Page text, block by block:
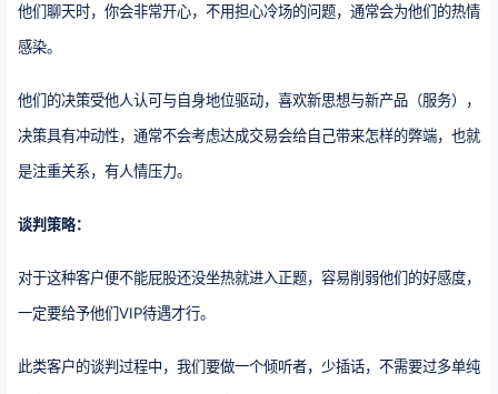
他们聊天时，你会非常开心，不用担心冷场的问题，通常会为他们的热情
感染。
他们的决策受他人认可与自身地位驱动，喜欢新思想与新产品（服务），
决策具有冲动性，通常不会考虑达成交易会给自己带来怎样的弊端，也就
是注重关系，有人情压力。
谈判策略：
对于这种客户便不能屁股还没坐热就进入正题，容易削弱他们的好感度，
一定要给予他们VIP待遇才行。
此类客户的谈判过程中，我们要做一个倾听者，少插话，不需要过多单纯